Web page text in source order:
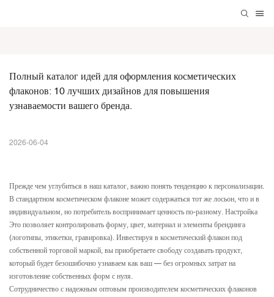
Полный каталог идей для оформления косметических
флаконов: 10 лучших дизайнов для повышения
узнаваемости вашего бренда.
2026-06-04
Прежде чем углубиться в наш каталог, важно понять тенденцию к персонализации.
В стандартном косметическом флаконе может содержаться тот же лосьон, что и в
индивидуальном, но потребитель воспринимает ценность по-разному. Настройка
Это позволяет контролировать форму, цвет, материал и элементы брендинга
(логотипы, этикетки, гравировка). Инвестируя в косметический флакон под
собственной торговой маркой, вы приобретаете свободу создавать продукт,
который будет безошибочно узнаваем как ваш — без огромных затрат на
изготовление собственных форм с нуля.
Сотрудничество с надежным оптовым производителем косметических флаконов